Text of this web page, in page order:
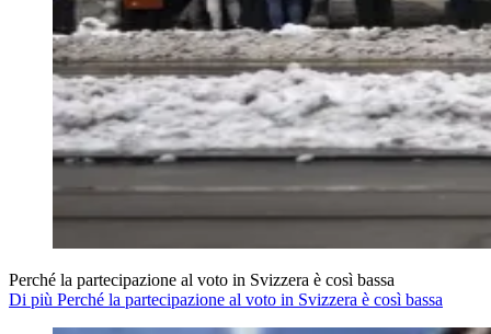
Perché la partecipazione al voto in Svizzera è così bassa
Di più Perché la partecipazione al voto in Svizzera è così bassa